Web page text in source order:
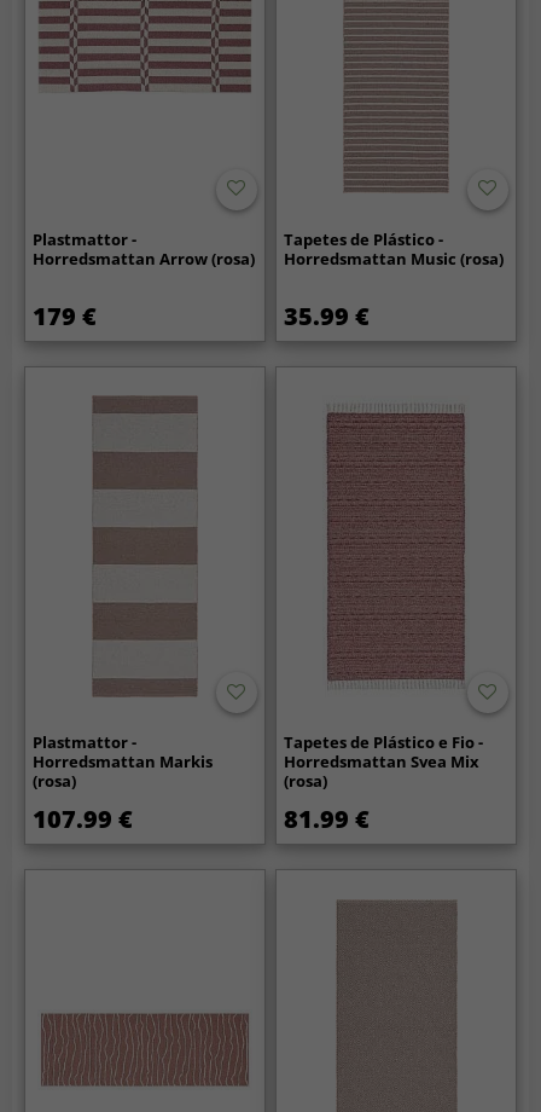
Plastmattor -
Horredsmattan Arrow (rosa)
179 €
Tapetes de Plástico -
Horredsmattan Music (rosa)
35.99 €
Plastmattor -
Horredsmattan Markis
(rosa)
107.99 €
Tapetes de Plástico e Fio -
Horredsmattan Svea Mix
(rosa)
81.99 €